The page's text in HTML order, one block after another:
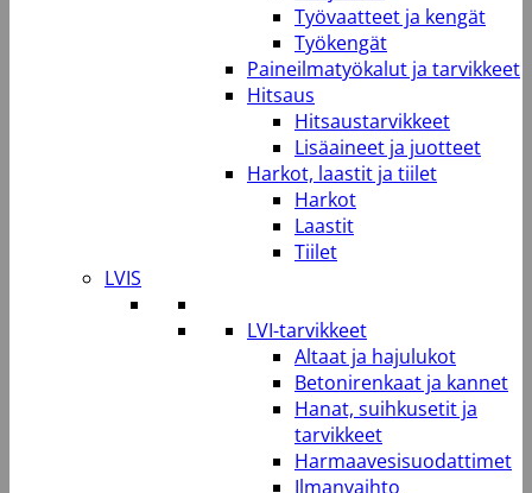
Työvaatteet ja kengät
Työkengät
Paineilmatyökalut ja tarvikkeet
Hitsaus
Hitsaustarvikkeet
Lisäaineet ja juotteet
Harkot, laastit ja tiilet
Harkot
Laastit
Tiilet
LVIS
LVI-tarvikkeet
Altaat ja hajulukot
Betonirenkaat ja kannet
Hanat, suihkusetit ja
tarvikkeet
Harmaavesisuodattimet
Ilmanvaihto